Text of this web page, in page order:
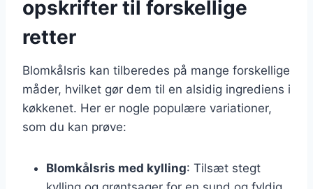
opskrifter til forskellige
retter
Blomkålsris kan tilberedes på mange forskellige
måder, hvilket gør dem til en alsidig ingrediens i
køkkenet. Her er nogle populære variationer,
som du kan prøve:
Blomkålsris med kylling: Tilsæt stegt